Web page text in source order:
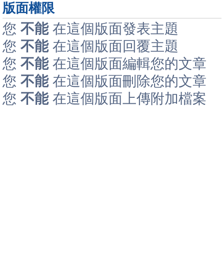
版面權限
您 不能在這個版面發表主題
您 不能在這個版面回覆主題
您 不能在這個版面編輯您的文章
您 不能在這個版面刪除您的文章
您 不能在這個版面上傳附加檔案